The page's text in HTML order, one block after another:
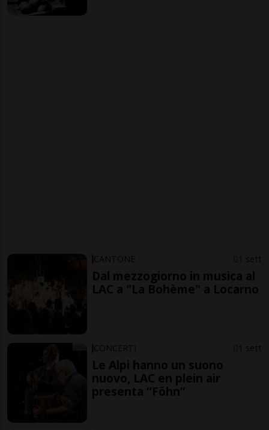
CANTONE 1 sett
Dal mezzogiorno in musica al
LAC a "La Bohème" a Locarno
CONCERTI 1 sett
Le Alpi hanno un suono
nuovo, LAC en plein air
presenta “Föhn”